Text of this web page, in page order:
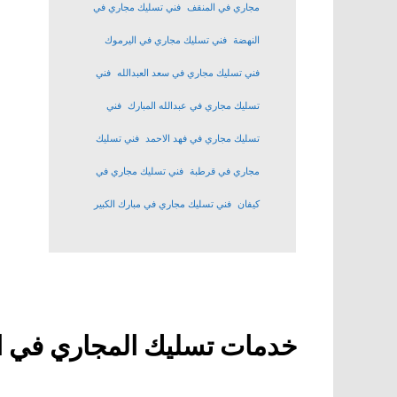
مجاري في المنقف فني تسليك مجاري في
النهضة فني تسليك مجاري في اليرموك
فني تسليك مجاري في سعد العبدالله فني
تسليك مجاري في عبدالله المبارك فني
تسليك مجاري في فهد الاحمد فني تسليك
مجاري في قرطبة فني تسليك مجاري في
كيفان فني تسليك مجاري في مبارك الكبير
خدمات تسليك المجاري في